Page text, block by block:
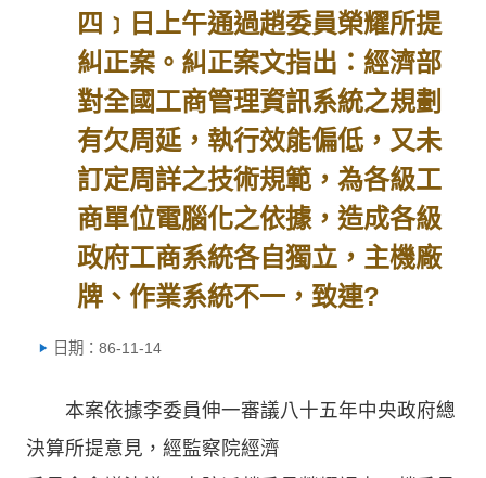
四﹞日上午通過趙委員榮耀所提
糾正案。糾正案文指出：經濟部
對全國工商管理資訊系統之規劃
有欠周延，執行效能偏低，又未
訂定周詳之技術規範，為各級工
商單位電腦化之依據，造成各級
政府工商系統各自獨立，主機廠
牌、作業系統不一，致連?
日期：86-11-14
本案依據李委員伸一審議八十五年中央政府總
決算所提意見，經監察院經濟